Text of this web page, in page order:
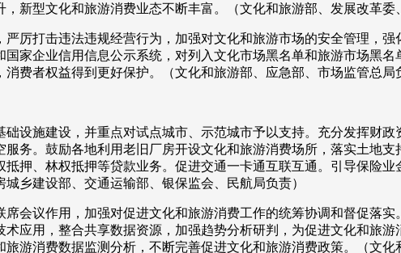
新型文化和旅游消费业态不断丰富。（文化和旅游部、发展改革委
打击违法违规经营行为，加强对文化和旅游市场的安全管理，强
家企业信用信息公示系统，对列入文化市场黑名单和旅游市场黑
费者权益得到更好保护。（文化和旅游部、应急部、市场监管总局
施建设，并重点对试点城市、示范城市予以支持。充分发挥财政
务。鼓励各地利用老旧厂房开设文化和旅游消费场所，落实土地
押、林权抵押等贷款业务。促进交通一卡通互联互通。引导保险
乡建设部、交通运输部、银保监会、民航局负责）
议作用，加强对促进文化和旅游消费工作的统筹协调和督促落实
应用，整合共享数据资源，加强趋势分析研判，为促进文化和旅
游消费数据监测分析，不断完善促进文化和旅游消费政策。（文化